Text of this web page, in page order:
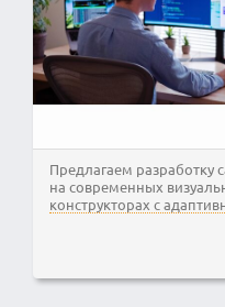
Предлагаем разработку
на современных
конструкторах с
дизайном и фишками